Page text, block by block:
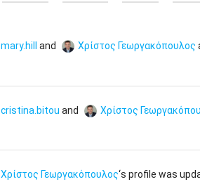
mary.hill and Χρίστος Γεωργακόπουλος
cristina.bitou and Χρίστος
Χρίστος Γεωργακόπουλος‘s profile was